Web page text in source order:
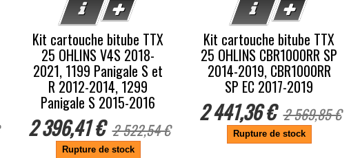
Kit cartouche bitube TTX
25 OHLINS V4S 2018-
2021, 1199 Panigale S et
R 2012-2014, 1299
Panigale S 2015-2016
2 396,41 € 2 522,54 €
Rupture de stock
Kit cartouche bitube TTX
25 OHLINS CBR1000RR SP
2014-2019, CBR1000RR
SP EC 2017-2019
2 441,36 € 2 569,85 €
Rupture de stock